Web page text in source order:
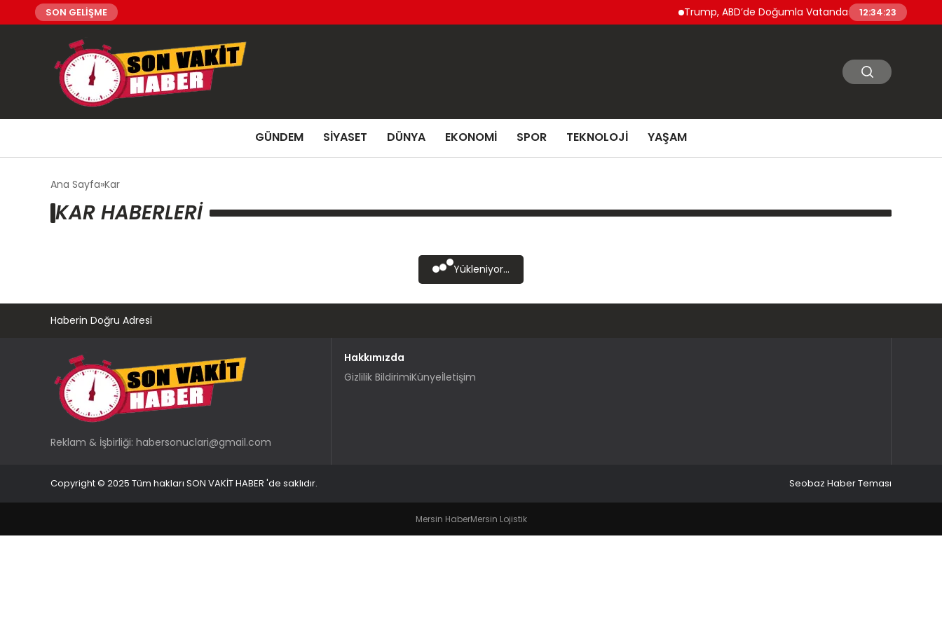
SON GELİŞME Trump, ABD’de Doğumla Vatandaşlık ve ‘Doğum
12:34:23
GÜNDEM SIYASET DÜNYA EKONOMI SPOR TEKNOLOJI YAŞAM
Ana Sayfa Kar
KAR HABERLERI
Yükleniyor...
Haberin Doğru Adresi
Reklam & İşbirliği: habersonuclari@gmail.com
Hakkımızda
Gizlilik BildirimiKünyeİletişim
Copyright © 2025 Tüm hakları SON VAKİT HABER 'de saklıdır. Seobaz Haber Teması
Mersin HaberMersin Lojistik